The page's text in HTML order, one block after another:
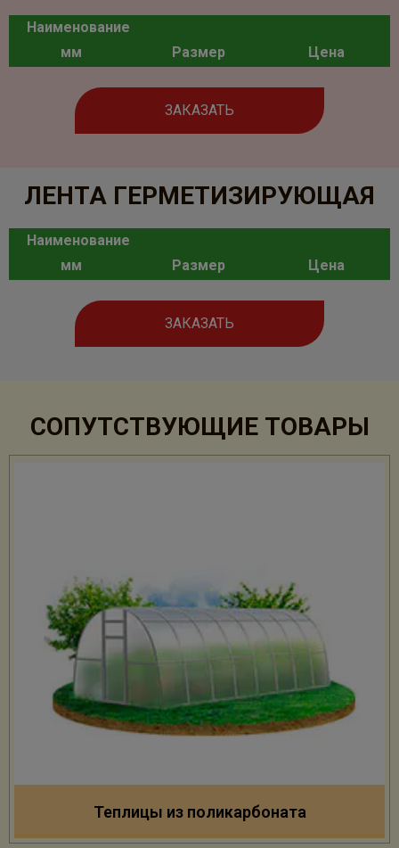
Наименование
мм
Размер Цена
ЗАКАЗАТЬ
ЛЕНТА ГЕРМЕТИЗИРУЮЩАЯ
Наименование
мм
Размер Цена
ЗАКАЗАТЬ
СОПУТСТВУЮЩИЕ ТОВАРЫ
Теплицы из поликарбоната